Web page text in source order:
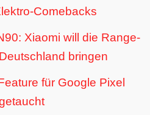
Comebacks
Xiaomi will die Range-
bringen
für Google Pixel